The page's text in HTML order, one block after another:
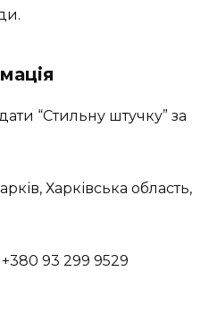
“Стильну штучку” за
Харківська область,
93 299 9529